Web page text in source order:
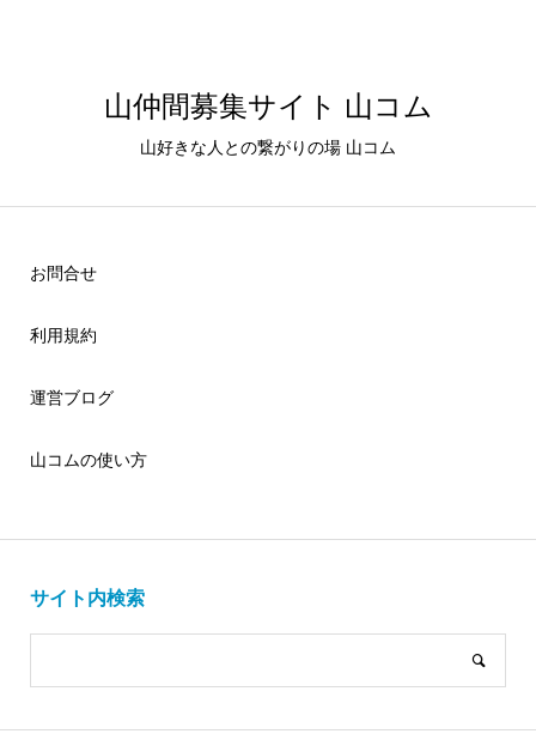
山仲間募集サイト 山コム
山好きな人との繋がりの場 山コム
お問合せ
利用規約
運営ブログ
山コムの使い方
サイト内検索